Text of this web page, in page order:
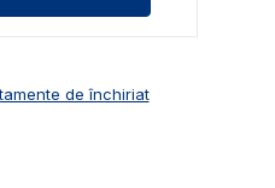
de închiriat